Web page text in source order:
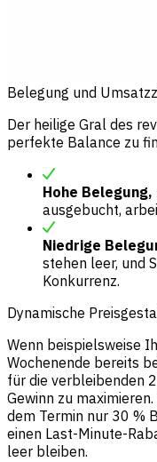
Belegung und
Der heilige Gral des
perfekte Balance zu
Hohe
ausgebucht,
Niedrige
stehen leer, und
Konkurrenz.
Dynamische
Wenn beispielsweise
Wochenende bereits
für die verbleibenden
Gewinn zu
dem Termin nur 30 %
einen Last-Minute-
leer bleiben.